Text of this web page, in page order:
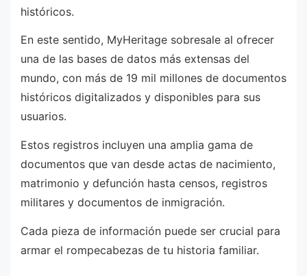
históricos.
En este sentido, MyHeritage sobresale al ofrecer
una de las bases de datos más extensas del
mundo, con más de 19 mil millones de documentos
históricos digitalizados y disponibles para sus
usuarios.
Estos registros incluyen una amplia gama de
documentos que van desde actas de nacimiento,
matrimonio y defunción hasta censos, registros
militares y documentos de inmigración.
Cada pieza de información puede ser crucial para
armar el rompecabezas de tu historia familiar.